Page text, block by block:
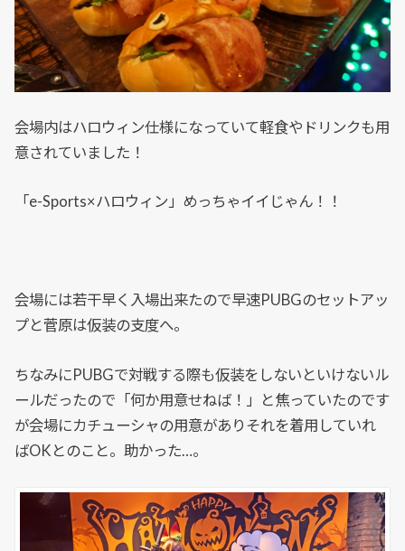
会場内はハロウィン仕様になっていて軽食やドリンクも用
意されていました！
「e-Sports×ハロウィン」めっちゃイイじゃん！！
会場には若干早く入場出来たので早速PUBGのセットアッ
プと菅原は仮装の支度へ。
ちなみにPUBGで対戦する際も仮装をしないといけないル
ールだったので「何か用意せねば！」と焦っていたのです
が会場にカチューシャの用意がありそれを着用していれ
ばOKとのこと。助かった…。